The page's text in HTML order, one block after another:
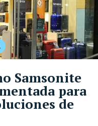
Samsonite
para
de